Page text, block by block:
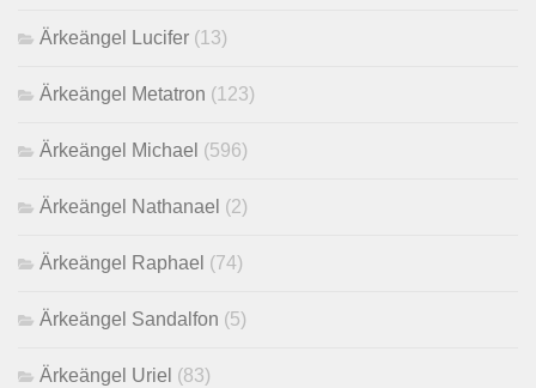
Ärkeängel Lucifer (13)
Ärkeängel Metatron (123)
Ärkeängel Michael (596)
Ärkeängel Nathanael (2)
Ärkeängel Raphael (74)
Ärkeängel Sandalfon (5)
Ärkeängel Uriel (83)